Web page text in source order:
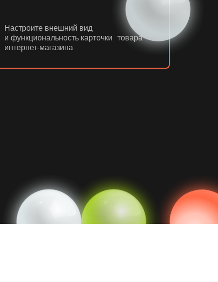
Настроите внешний вид
и функциональность карточки товара
интернет-магазина